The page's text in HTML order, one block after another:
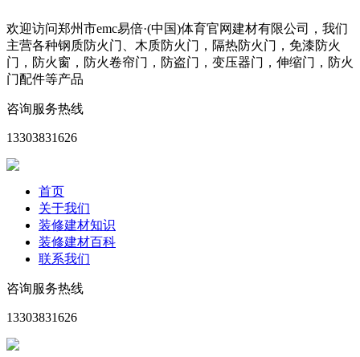
欢迎访问郑州市emc易倍·(中国)体育官网建材有限公司，我们
主营各种钢质防火门、木质防火门，隔热防火门，免漆防火
门，防火窗，防火卷帘门，防盗门，变压器门，伸缩门，防火
门配件等产品
咨询服务热线
13303831626
首页
关于我们
装修建材知识
装修建材百科
联系我们
咨询服务热线
13303831626